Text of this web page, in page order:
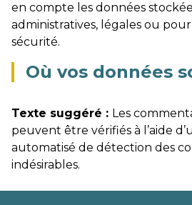
en compte les données
administratives, légales ou pour
sécurité.
Où vos données
Texte suggéré : Les
peuvent être vérifiés à l’aide
automatisé de détection des
indésirables.